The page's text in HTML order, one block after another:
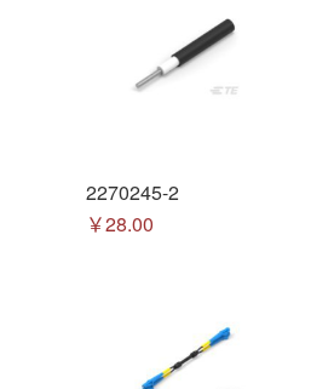
2270245-2
￥28.00